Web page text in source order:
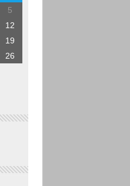
5
12
19
26